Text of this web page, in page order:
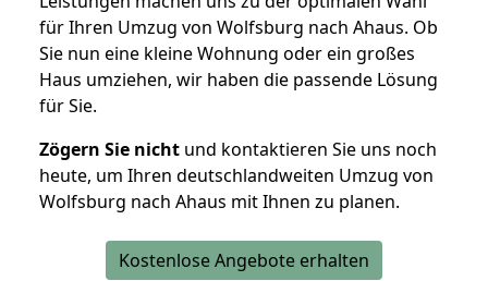
für Ihren Umzug von Wolfsburg nach Ahaus. Ob
Sie nun eine kleine Wohnung oder ein großes
Haus umziehen, wir haben die passende Lösung
für Sie.
Zögern Sie nicht und kontaktieren Sie uns noch
heute, um Ihren deutschlandweiten Umzug von
Wolfsburg nach Ahaus mit Ihnen zu planen.
Kostenlose Angebote erhalten